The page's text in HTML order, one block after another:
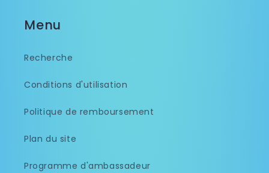
Menu
Recherche
Conditions d'utilisation
Politique de remboursement
Plan du site
Programme d'ambassadeur